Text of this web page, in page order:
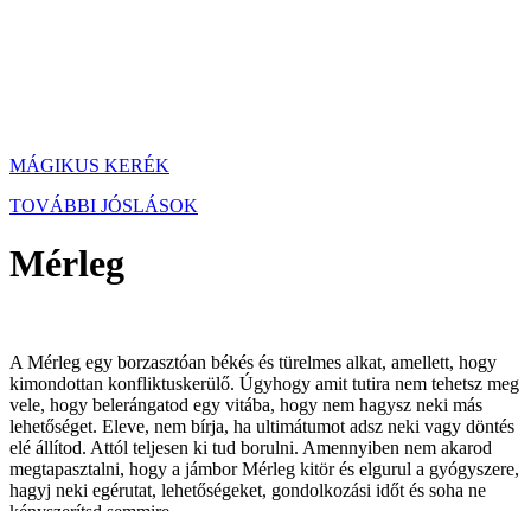
MÁGIKUS KERÉK
TOVÁBBI JÓSLÁSOK
Mérleg
A Mérleg egy borzasztóan békés és türelmes alkat, amellett, hogy
kimondottan konfliktuskerülő. Úgyhogy amit tutira nem tehetsz meg
vele, hogy belerángatod egy vitába, hogy nem hagysz neki más
lehetőséget. Eleve, nem bírja, ha ultimátumot adsz neki vagy döntés
elé állítod. Attól teljesen ki tud borulni. Amennyiben nem akarod
megtapasztalni, hogy a jámbor Mérleg kitör és elgurul a gyógyszere,
hagyj neki egérutat, lehetőségeket, gondolkozási időt és soha ne